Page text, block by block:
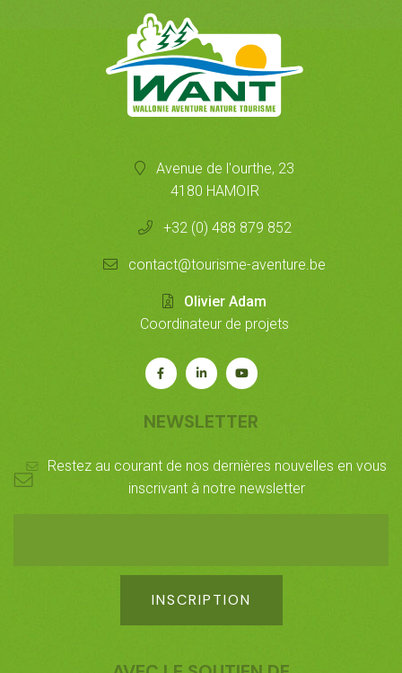
Avenue de l'ourthe, 23
4180 HAMOIR
+32 (0) 488 879 852
contact@tourisme-aventure.be
Olivier Adam
Coordinateur de projets
Rejoignez-
sur
Facebook
Rejoignez-
sur
LinkedIn
Notre
Youtube
NEWSLETTER
Restez au courant de nos dernières nouvelles en vous
inscrivant à notre newsletter